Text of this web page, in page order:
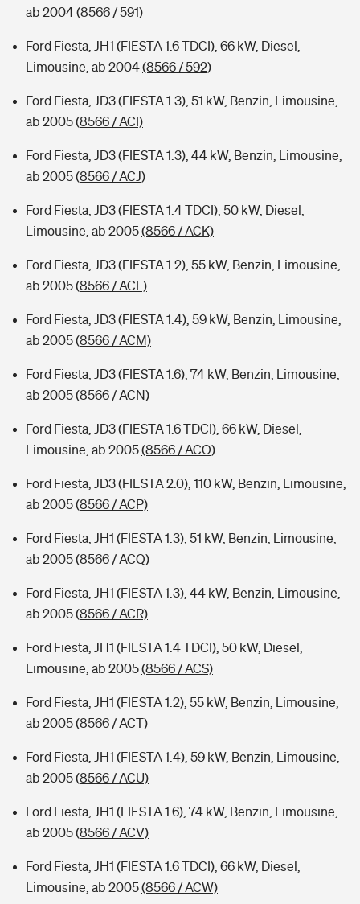
ab 2004(8566 / 591)
Ford Fiesta, JH1 (FIESTA 1.6 TDCI), 66 kW, Diesel,
Limousine, ab 2004(8566 / 592)
Ford Fiesta, JD3 (FIESTA 1.3), 51 kW, Benzin, Limousine,
ab 2005(8566 / ACI)
Ford Fiesta, JD3 (FIESTA 1.3), 44 kW, Benzin, Limousine,
ab 2005(8566 / ACJ)
Ford Fiesta, JD3 (FIESTA 1.4 TDCI), 50 kW, Diesel,
Limousine, ab 2005(8566 / ACK)
Ford Fiesta, JD3 (FIESTA 1.2), 55 kW, Benzin, Limousine,
ab 2005(8566 / ACL)
Ford Fiesta, JD3 (FIESTA 1.4), 59 kW, Benzin, Limousine,
ab 2005(8566 / ACM)
Ford Fiesta, JD3 (FIESTA 1.6), 74 kW, Benzin, Limousine,
ab 2005(8566 / ACN)
Ford Fiesta, JD3 (FIESTA 1.6 TDCI), 66 kW, Diesel,
Limousine, ab 2005(8566 / ACO)
Ford Fiesta, JD3 (FIESTA 2.0), 110 kW, Benzin, Limousine,
ab 2005(8566 / ACP)
Ford Fiesta, JH1 (FIESTA 1.3), 51 kW, Benzin, Limousine,
ab 2005(8566 / ACQ)
Ford Fiesta, JH1 (FIESTA 1.3), 44 kW, Benzin, Limousine,
ab 2005(8566 / ACR)
Ford Fiesta, JH1 (FIESTA 1.4 TDCI), 50 kW, Diesel,
Limousine, ab 2005(8566 / ACS)
Ford Fiesta, JH1 (FIESTA 1.2), 55 kW, Benzin, Limousine,
ab 2005(8566 / ACT)
Ford Fiesta, JH1 (FIESTA 1.4), 59 kW, Benzin, Limousine,
ab 2005(8566 / ACU)
Ford Fiesta, JH1 (FIESTA 1.6), 74 kW, Benzin, Limousine,
ab 2005(8566 / ACV)
Ford Fiesta, JH1 (FIESTA 1.6 TDCI), 66 kW, Diesel,
Limousine, ab 2005(8566 / ACW)